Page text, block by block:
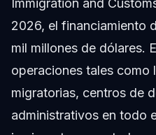
Immigration and
2026, el financiamiento
mil millones de dólares.
operaciones tales como
migratorias, centros de
administrativos en todo